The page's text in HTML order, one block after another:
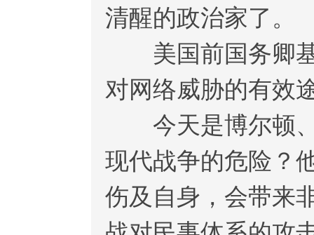
清醒的政治家了。
美国前国务卿基
对网络威胁的有效
今天是博尔顿、
现代战争的危险？
伤及自身，会带来